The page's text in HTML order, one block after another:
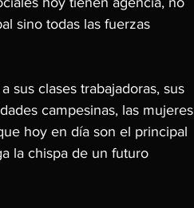
sino todas las fuerzas
sus clases trabajadoras, sus
campesinas, las mujeres
hoy en día son el principal
la chispa de un futuro